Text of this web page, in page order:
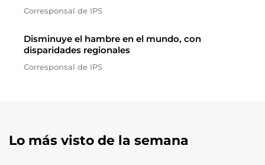
Corresponsal de IPS
Disminuye el hambre en el mundo, con
disparidades regionales
Corresponsal de IPS
Lo más visto de la semana